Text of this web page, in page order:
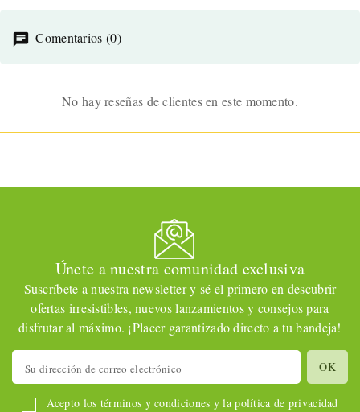
Comentarios (0)
No hay reseñas de clientes en este momento.
Únete a nuestra comunidad exclusiva
Suscríbete a nuestra newsletter y sé el primero en descubrir
ofertas irresistibles, nuevos lanzamientos y consejos para
disfrutar al máximo. ¡Placer garantizado directo a tu bandeja!
Acepto los términos y condiciones y la política de privacidad